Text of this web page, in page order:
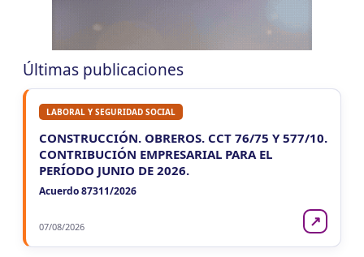
Reg. Unif. Ret. y Perc. Ctes.
Últimas publicaciones
LABORAL Y SEGURIDAD SOCIAL
CONSTRUCCIÓN. OBREROS. CCT 76/75 Y 577/10.
CONTRIBUCIÓN EMPRESARIAL PARA EL
PERÍODO JUNIO DE 2026.
Acuerdo 87311/2026
07/08/2026 ↗